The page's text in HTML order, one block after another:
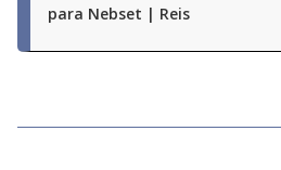
para Nebset | Reis